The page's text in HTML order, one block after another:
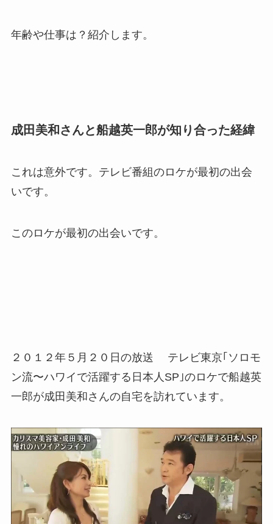
年齢や仕事は？紹介します。
成田美和さんと船越英一郎が知り合った経緯
これは意外です。テレビ番組のロケが最初の出会
いです。
このロケが最初の出会いです。
２０１２年５月２０日の放送 テレビ東京｢ソロモ
ン流〜ハワイで活躍する日本人SP｣のロケで船越英
一郎が成田美和さんの自宅を訪れています。